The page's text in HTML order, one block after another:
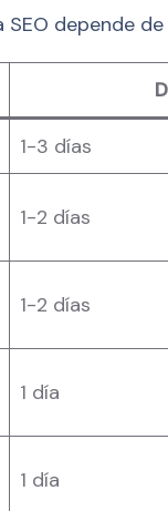
depende
1-3 días
1-2 días
1-2 días
1 día
1 día